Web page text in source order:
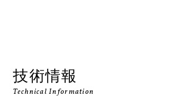
技術情報
Technical Information